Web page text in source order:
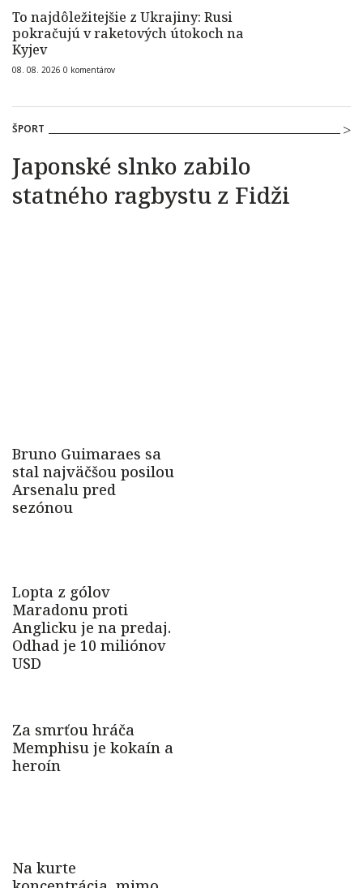
To najdôležitejšie z Ukrajiny: Rusi
pokračujú v raketových útokoch na
Kyjev
08. 08. 2026 0 komentárov
ŠPORT